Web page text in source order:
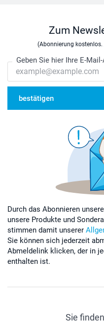
Zum
(Abonnierung
Geben Sie hier Ihre E-
bestätigen
Durch das Abonnieren
unsere Produkte und
stimmen damit unserer
Sie können sich jederzeit
Abmeldelink klicken, der in
enthalten ist.
Sie